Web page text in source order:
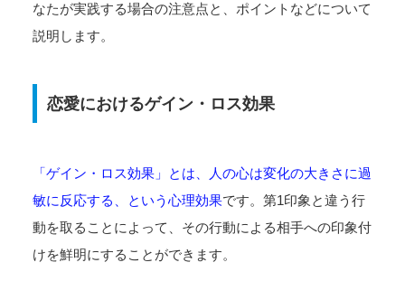
なたが実践する場合の注意点と、ポイントなどについて
説明します。
恋愛におけるゲイン・ロス効果
「ゲイン・ロス効果」とは、人の心は変化の大きさに過
敏に反応する、という心理効果です。第1印象と違う行
動を取ることによって、その行動による相手への印象付
けを鮮明にすることができます。